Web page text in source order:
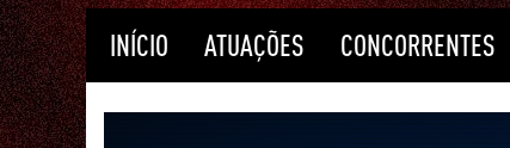
INÍCIO ATUAÇÕES CONCORRENTES